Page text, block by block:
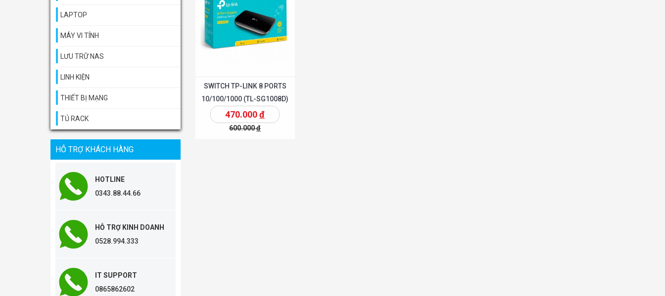
LAPTOP
MÁY VI TÍNH
LƯU TRỮ NAS
LINH KIỆN
THIẾT BỊ MẠNG
TỦ RACK
HỖ TRỢ KHÁCH HÀNG
HOTLINE
0343.88.44.66
HỖ TRỢ KINH DOANH
0528.994.333
IT SUPPORT
0865862602
Thêm vào giỏ
SWITCH TP-LINK 8 PORTS
10/100/1000 (TL-SG1008D)
470.000đ
600.000đ